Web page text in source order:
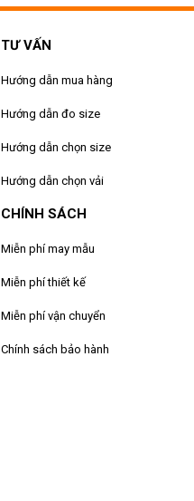
TƯ VẤN
Hướng dẫn mua hàng
Hướng dẫn đo size
Hướng dẫn chọn size
Hướng dẫn chọn vải
CHÍNH SÁCH
Miễn phí may mẫu
Miễn phí thiết kế
Miễn phí vận chuyển
Chính sách bảo hành